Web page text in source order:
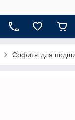
Софиты для